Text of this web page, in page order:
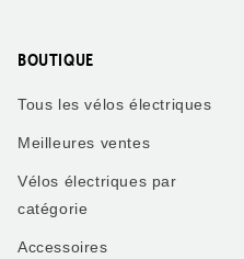
BOUTIQUE
Tous les vélos électriques
Meilleures ventes
Vélos électriques par
catégorie
Accessoires